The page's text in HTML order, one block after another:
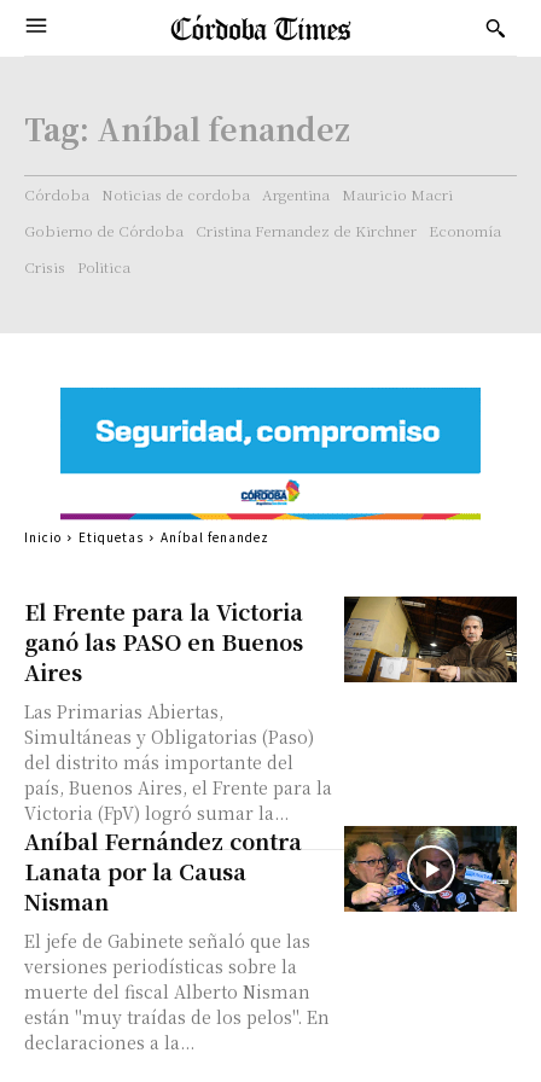
Tag: Aníbal fenandez
Córdoba Noticias de cordoba Argentina
Mauricio Macri
Gobierno de Córdoba
Cristina Fernandez de Kirchner
Economía
Crisis
Politica
El Frente para la Victoria
ganó las PASO en Buenos
Aires
Las Primarias Abiertas,
Simultáneas y Obligatorias (Paso)
del distrito más importante del
país, Buenos Aires, el Frente para la
Victoria (FpV) logró sumar la...
Aníbal Fernández contra
Lanata por la Causa
Nisman
El jefe de Gabinete señaló que las
versiones periodísticas sobre la
muerte del fiscal Alberto Nisman
están "muy traídas de los pelos". En
declaraciones a la...
Inicio Etiquetas Aníbal fenandez